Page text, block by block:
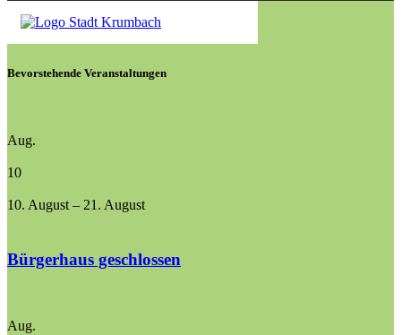
Bevorstehende Veranstaltungen
Aug.
10
10. August – 21. August
Bürgerhaus geschlossen
Aug.